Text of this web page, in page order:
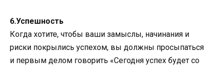
6.Успешность
Когда хотите, чтобы ваши замыслы, начинания и
риски покрылись успехом, вы должны просыпаться
и первым делом говорить «Сегодня успех будет со